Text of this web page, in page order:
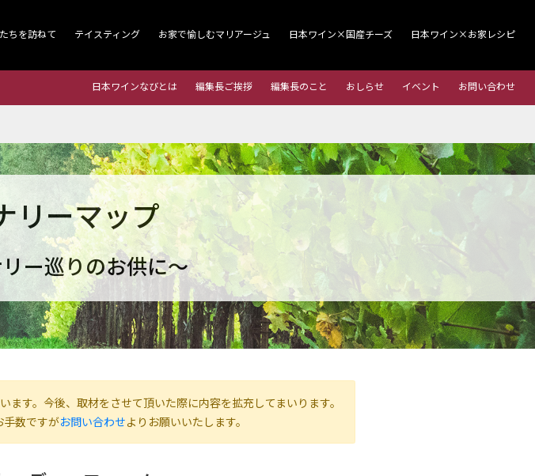
ちを訪ねて テイスティング お家で愉しむマリアージュ 日本ワイン×国産チーズ 日本ワイン×お家レシピ
日本ワインなびとは 編集長ご挨拶 編集長のこと おしらせ イベント お問い合わせ
リーマップ
ー巡りのお供に～
す。今後、取材をさせて頂いた際に内容を拡充してまいります。
手数ですがお問い合わせよりお願いいたします。